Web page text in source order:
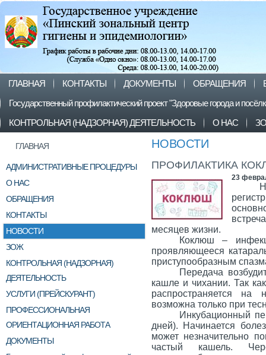
ГЛАВНАЯ КОНТАКТЫ ДОКУМЕНТЫ ОБРАЩЕНИЯ
Государственный профилактический проект "Здоровые города и
КОНТРОЛЬНАЯ (НАДЗОРНАЯ) ДЕЯТЕЛЬНОСТЬ
О НАС
ГЛАВНАЯ
АДМИНИСТРАТИВНЫЕ ПРОЦЕДУРЫ
О НАС
ОБРАЩЕНИЯ
КОНТАКТЫ
НОВОСТИ
ЗОЖ
КОНТРОЛЬНАЯ (НАДЗОРНАЯ)
ДЕЯТЕЛЬНОСТЬ
УСЛУГИ (ПРЕЙСКУРАНТ)
ПРОФЕССИОНАЛЬНАЯ
ОРИЕНТАЦИОННАЯ РАБОТА
ДОКУМЕНТЫ
НОВОСТИ
ПРОФИЛАКТИКА
23
месяцев жизни.
Коклюш –
проявляющееся
приступообразным
Передача
кашле и чихании. Так
распространяется на
возможна только при
Инкубационный
дней). Начинается
может незначительно
частый кашель.